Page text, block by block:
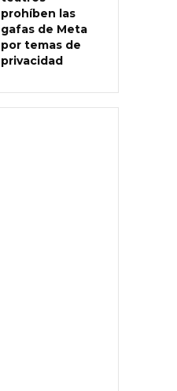
prohíben las
gafas de Meta
por temas de
privacidad